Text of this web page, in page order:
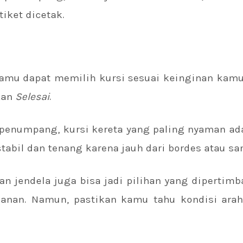
dicetak.
dapat memilih kursi sesuai keinginan
Selesai.
kursi kereta yang paling nyaman
dan tenang karena jauh dari bordes atau
jendela juga bisa jadi pilihan yang
Namun, pastikan kamu tahu kondisi